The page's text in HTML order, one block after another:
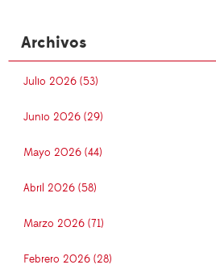
Archivos
Julio 2026 (53)
Junio 2026 (29)
Mayo 2026 (44)
Abril 2026 (58)
Marzo 2026 (71)
Febrero 2026 (28)